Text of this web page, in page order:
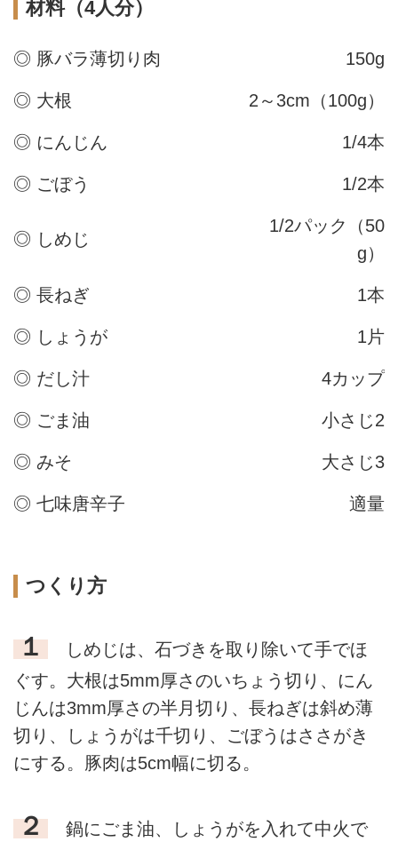
材料（4人分）
◎ 豚バラ薄切り肉 150g
◎ 大根 2～3cm（100g）
◎ にんじん 1/4本
◎ ごぼう 1/2本
◎ しめじ
1/2パック（50
g）
◎ 長ねぎ 1本
◎ しょうが 1片
◎ だし汁 4カップ
◎ ごま油 小さじ2
◎ みそ 大さじ3
◎ 七味唐辛子 適量
つくり方
１
しめじは、石づきを取り除いて手でほ
ぐす。大根は5mm厚さのいちょう切り、にん
じんは3mm厚さの半月切り、長ねぎは斜め薄
切り、しょうがは千切り、ごぼうはささがき
にする。豚肉は5cm幅に切る。
２
鍋にごま油、しょうがを入れて中火で